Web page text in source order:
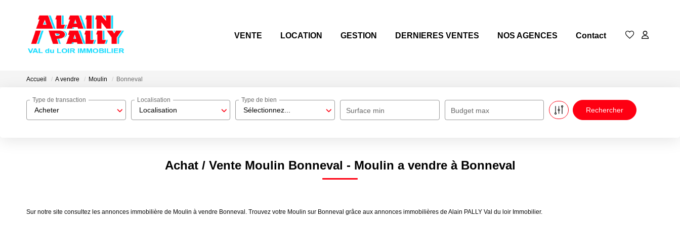
VENTE LOCATION GESTION DERNIERES VENTES NOS AGENCES Contact
Accueil A vendre Moulin Bonneval
Acheter
Type de transaction
Localisation
Localisation
Sélectionnez...
Type de bien
Surface min Budget max
Achat / Vente Moulin Bonneval - Moulin a vendre à Bonneval
Sur notre site consultez les annonces immobilière de Moulin à vendre Bonneval. Trouvez votre Moulin sur Bonneval grâce aux annonces immobilières de Alain PALLY Val du loir Immobilier.